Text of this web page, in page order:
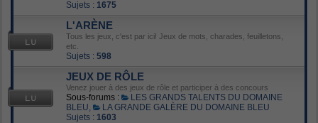
Sujets : 1675
L'ARÈNE
Tous les jeux, c'est par ici! Jeux de mots, charades, feuilletons,
etc.
Sujets : 598
JEUX DE RÔLE
Venez jouer à des jeux de rôle et participer à des concours
Sous-forums :
LES GRANDS TALENTS DU DOMAINE
BLEU,
LA GRANDE GALÈRE DU DOMAINE BLEU
Sujets : 1603